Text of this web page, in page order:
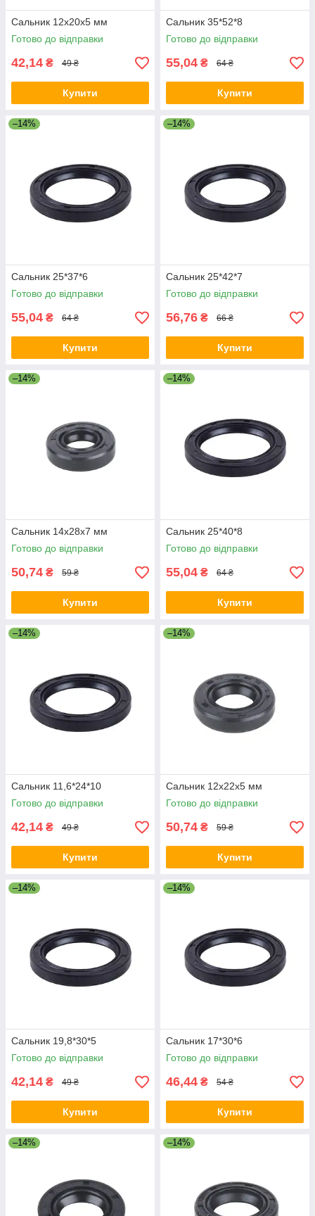
Сальник 12x20x5 мм
Готово до відправки
42,14 ₴ 49 ₴
Купити
Сальник 35*52*8
Готово до відправки
55,04 ₴ 64 ₴
Купити
–14%
Сальник 25*37*6
Готово до відправки
55,04 ₴ 64 ₴
Купити
–14%
Сальник 25*42*7
Готово до відправки
56,76 ₴ 66 ₴
Купити
–14%
Сальник 14x28x7 мм
Готово до відправки
50,74 ₴ 59 ₴
Купити
–14%
Сальник 25*40*8
Готово до відправки
55,04 ₴ 64 ₴
Купити
–14%
Сальник 11,6*24*10
Готово до відправки
42,14 ₴ 49 ₴
Купити
–14%
Сальник 12x22x5 мм
Готово до відправки
50,74 ₴ 59 ₴
Купити
–14%
Сальник 19,8*30*5
Готово до відправки
42,14 ₴ 49 ₴
Купити
–14%
Сальник 17*30*6
Готово до відправки
46,44 ₴ 54 ₴
Купити
–14% –14%